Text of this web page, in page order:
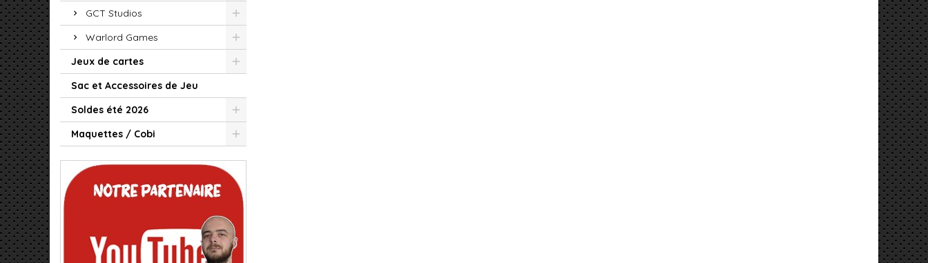
GCT Studios
Warlord Games
Jeux de cartes
Sac et Accessoires de Jeu
Soldes été 2026
Maquettes / Cobi